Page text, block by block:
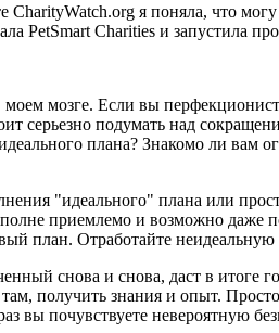
я поняла, что
PetSmart Charities и запустила
мозге. Если вы
серьезно подумать над
плана? Знакомо ли вам
"идеального" плана или
приемлемо и возможно даже
план. Отработайте неидеальную
снова и снова, даст в
получить знания и опыт.
вы почувствуете невероятную